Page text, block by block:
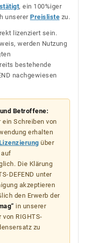
, ein 100%iger
unserer Preisliste zu.
lizenziert sein.
werden Nutzung
bestehende
nachgewiesen
Betroffene:
ein Schreiben von
erhalten
über
auf
Die Klärung
DEFEND unter
akzeptieren
den Erwerb der
in unserer
RIGHTS-
zu